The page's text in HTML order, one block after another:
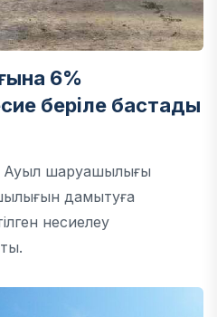
6%
беріле бастады
Ауыл шаруашылығы
дамытуға
несиелеу